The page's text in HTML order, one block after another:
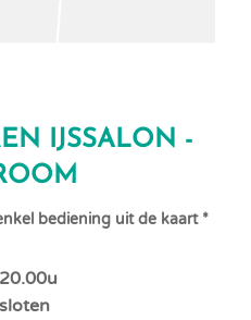
IJSSALON -
bediening uit de kaart *